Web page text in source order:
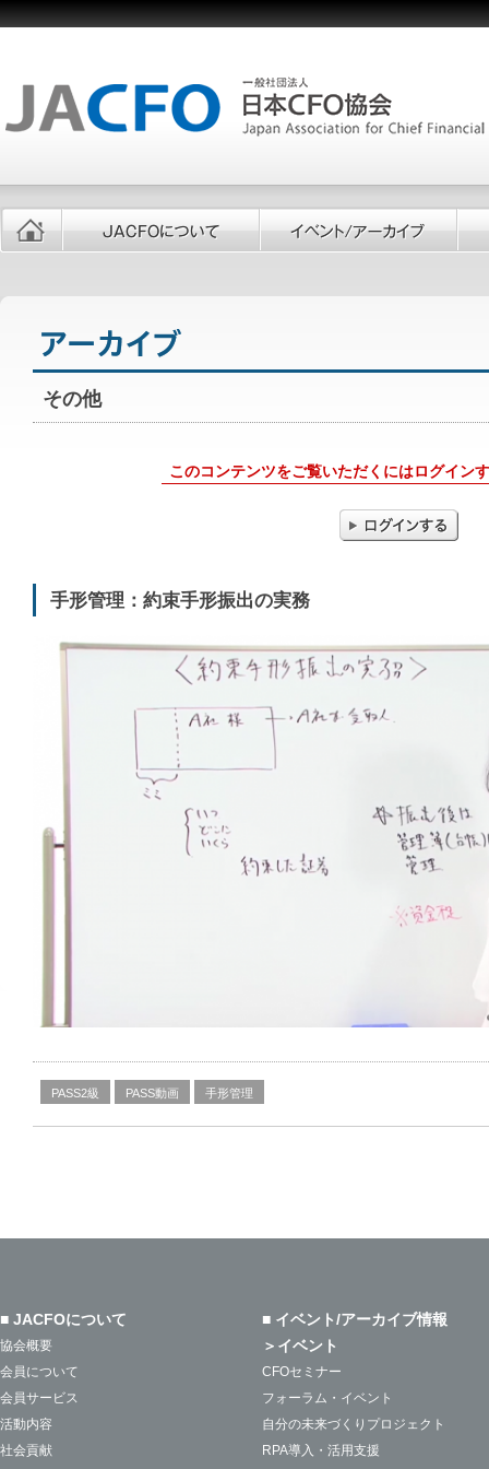
その他
このコンテンツをご覧いただくにはログイン
手形管理：約束手形振出の実務
PASS2級 PASS動画 手形管理
■ JACFOについて
協会概要
会員について
会員サービス
活動内容
社会貢献
■ イベント/アーカイブ情報
＞イベント
CFOセミナー
フォーラム・イベント
自分の未来づくりプロジェクト
RPA導入・活用支援